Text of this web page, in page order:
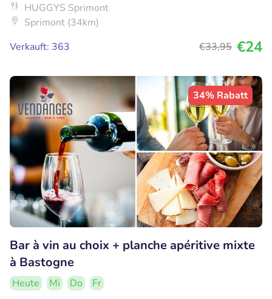
HUGGYS Sprimont
Sprimont (34km)
Verkauft: 363
€33,95 €24
34% Rabatt
Bar à vin au choix + planche apéritive mixte
à Bastogne
Heute Mi Do
Fr